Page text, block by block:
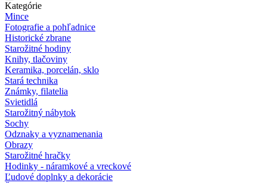
Kategórie
Mince
Fotografie a pohľadnice
Historické zbrane
Starožitné hodiny
Knihy, tlačoviny
Keramika, porcelán, sklo
Stará technika
Známky, filatelia
Svietidlá
Starožitný nábytok
Sochy
Odznaky a vyznamenania
Obrazy
Starožitné hračky
Hodinky - náramkové a vreckové
Ľudové doplnky a dekorácie